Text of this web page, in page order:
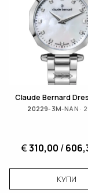
Claude Bernard
20229-3M-NAN ·
€310,00 /
КУПИ